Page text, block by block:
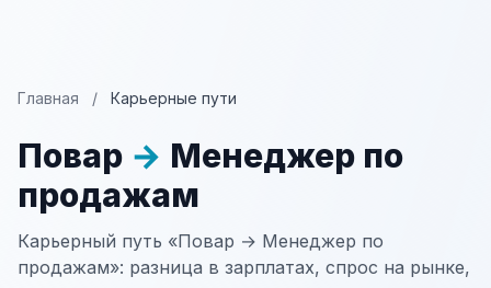
Главная / Карьерные пути
Повар → Менеджер по
продажам
Карьерный путь «Повар → Менеджер по
продажам»: разница в зарплатах, спрос на рынке,